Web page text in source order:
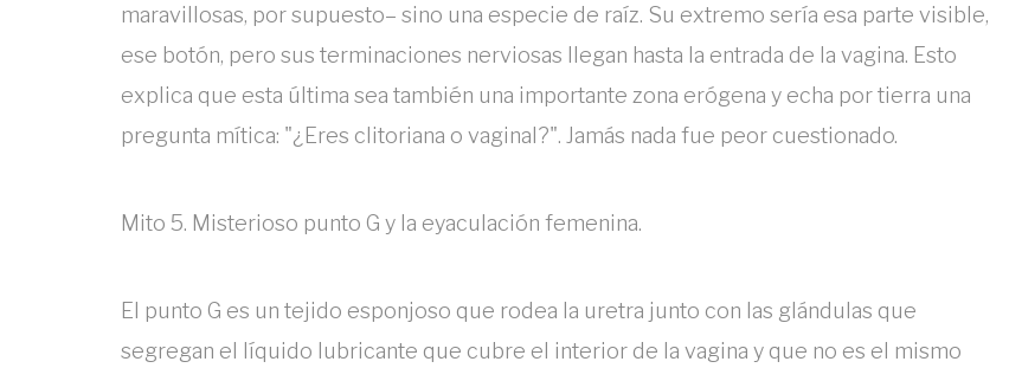
maravillosas, por supuesto– sino una especie de raíz. Su extremo sería esa parte visible,
ese botón, pero sus terminaciones nerviosas llegan hasta la entrada de la vagina. Esto
explica que esta última sea también una importante zona erógena y echa por tierra una
pregunta mítica: "¿Eres clitoriana o vaginal?". Jamás nada fue peor cuestionado.
Mito 5. Misterioso punto G y la eyaculación femenina.
El punto G es un tejido esponjoso que rodea la uretra junto con las glándulas que
segregan el líquido lubricante que cubre el interior de la vagina y que no es el mismo